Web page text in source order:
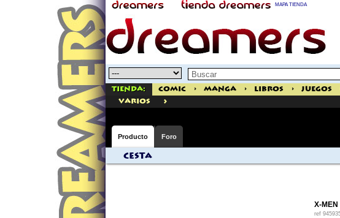
MAPA TIENDA
Tienda: Comic > Manga > Libros > Juegos
varios
>
Producto Foro
Cesta
X-MEN
ref